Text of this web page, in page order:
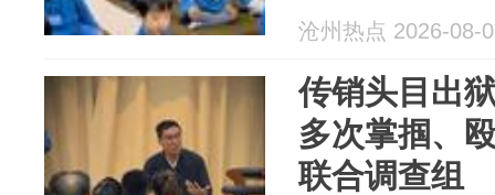
沧州热点 2026-08-
传销头目出
多次掌掴、
联合调查组